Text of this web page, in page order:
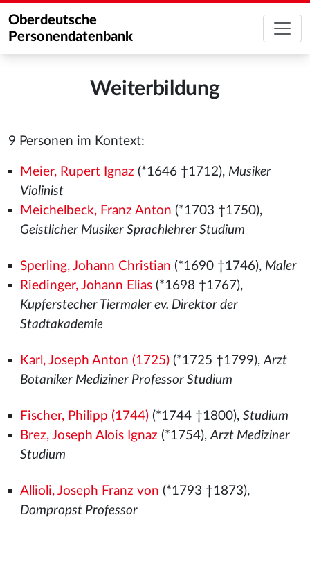
Oberdeutsche
Personendatenbank
Weiterbildung
9 Personen im Kontext:
Meier, Rupert Ignaz (*1646 †1712), Musiker
Violinist
Meichelbeck, Franz Anton (*1703 †1750),
Geistlicher Musiker Sprachlehrer Studium
Sperling, Johann Christian (*1690 †1746), Maler
Riedinger, Johann Elias(*1698 †1767),
Kupferstecher Tiermaler ev. Direktor der
Stadtakademie
Karl, Joseph Anton (1725)(*1725 †1799),Arzt
Botaniker Mediziner Professor Studium
Fischer, Philipp (1744)(*1744 †1800), Studium
Brez, Joseph Alois Ignaz (*1754),Arzt Mediziner
Studium
Allioli, Joseph Franz von (*1793 †1873),
Dompropst Professor